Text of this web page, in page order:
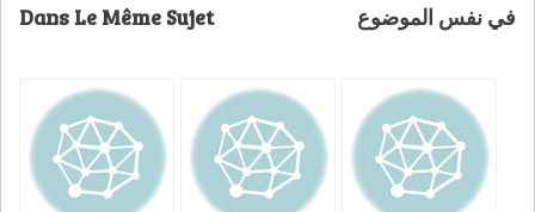
Dans Le Même Sujet في نفس الموضوع